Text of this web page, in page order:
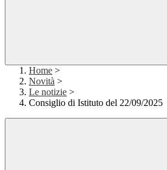
Home >
Novità >
Le notizie >
Consiglio di Istituto del 22/09/2025